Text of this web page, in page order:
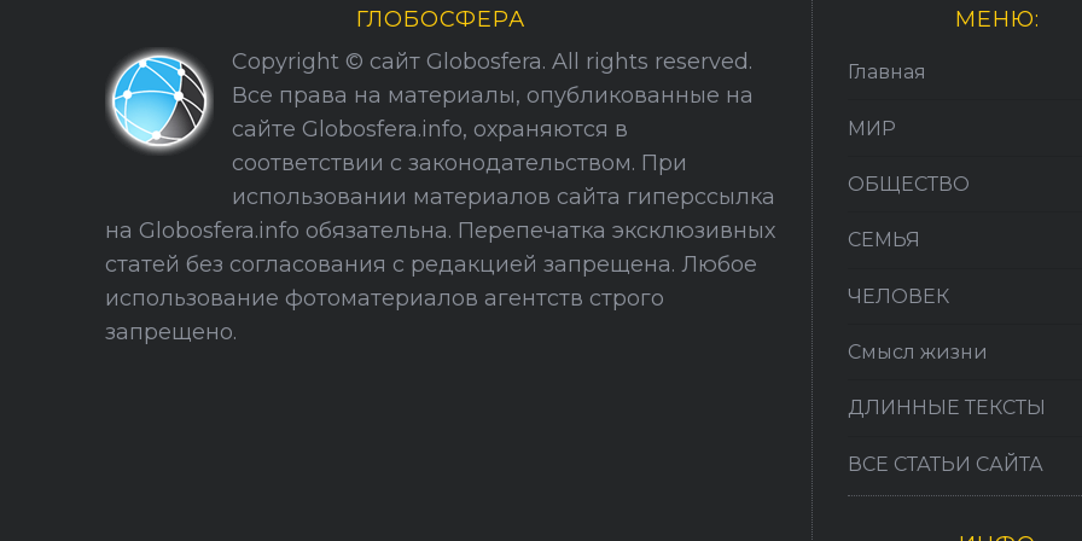
ц
и
ГЛОБОСФЕРА
Copyright © сайт Globosfera. All rights reserved.
Все права на материалы, опубликованные на
сайте Globosfera.info, охраняются в
соответствии с законодательством. При
использовании материалов сайта гиперссылка
на Globosfera.info обязательна. Перепечатка эксклюзивных
статей без согласования с редакцией запрещена. Любое
использование фотоматериалов агентств строго
запрещено.
МЕНЮ:
Главная
МИР
ОБЩЕСТВО
СЕМЬЯ
ЧЕЛОВЕК
Смысл жизни
ДЛИННЫЕ ТЕКСТЫ
ВСЕ СТАТЬИ САЙТА